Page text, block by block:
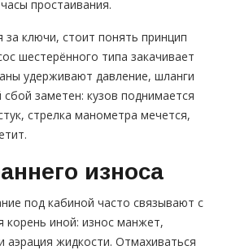
простаивания.
за ключи, стоит понять принцип
шестерённого типа закачивает
удерживают давление, шланги
заметен: кузов поднимается
стрелка манометра мечется,
износа
под кабиной часто связывают с
корень иной: износ манжет,
аэрация жидкости. Отмахиваться